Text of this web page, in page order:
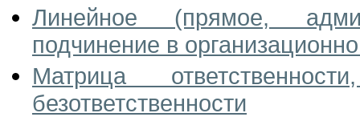
Линейное (прямое,
подчинение в
Матрица
безответственности